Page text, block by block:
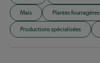
Maïs Plantes fourragères
Productions spécialisées